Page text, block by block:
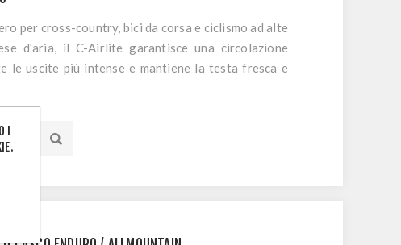
per cross-country, bici da corsa e ciclismo ad alte
d'aria, il C-Airlite garantisce una circolazione
le uscite più intense e mantiene la testa fresca e
sicura. Con soli 180 grammi, questo casco
e consente di muoversi e dare il massimo.
country e bici da corsa ha anche una calotta
che fuoristrada
I